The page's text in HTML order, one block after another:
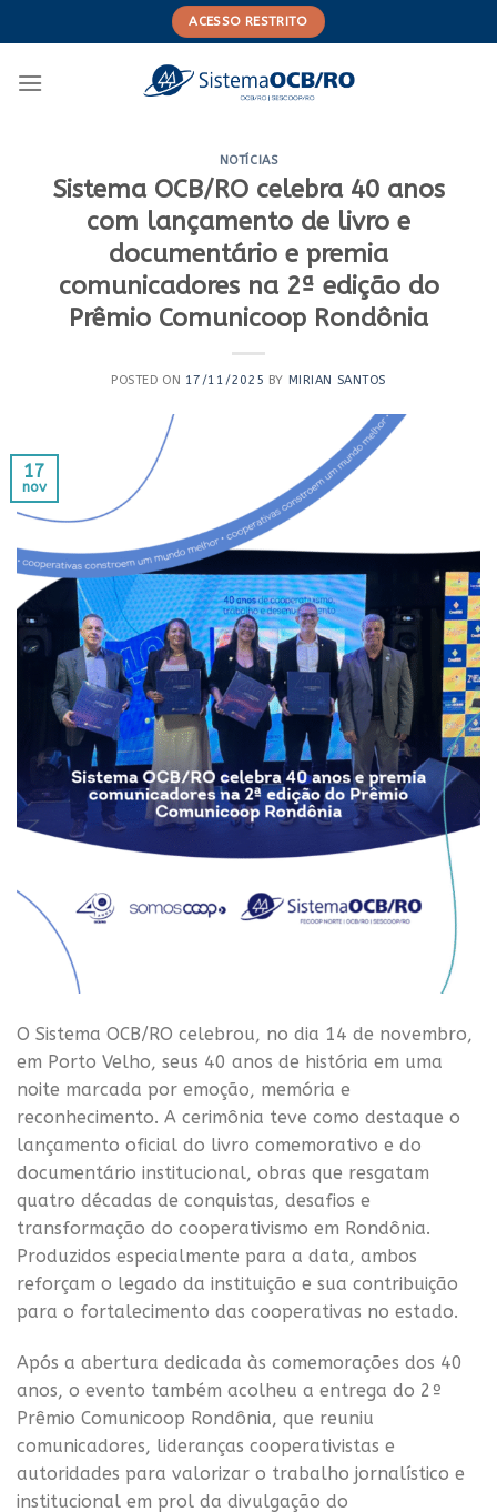
to
ACESSO RESTRITO
NOTÍCIAS
Sistema OCB/RO celebra 40 anos
com lançamento de livro e
documentário e premia
comunicadores na 2ª edição do
Prêmio Comunicoop Rondônia
POSTED ON 17/11/2025 BY MIRIAN SANTOS
17
nov
O Sistema OCB/RO celebrou, no dia 14 de novembro,
em Porto Velho, seus 40 anos de história em uma
noite marcada por emoção, memória e
reconhecimento. A cerimônia teve como destaque o
lançamento oficial do livro comemorativo e do
documentário institucional, obras que resgatam
quatro décadas de conquistas, desafios e
transformação do cooperativismo em Rondônia.
Produzidos especialmente para a data, ambos
reforçam o legado da instituição e sua contribuição
para o fortalecimento das cooperativas no estado.
Após a abertura dedicada às comemorações dos 40
anos, o evento também acolheu a entrega do 2º
Prêmio Comunicoop Rondônia, que reuniu
comunicadores, lideranças cooperativistas e
autoridades para valorizar o trabalho jornalístico e
institucional em prol da divulgação do